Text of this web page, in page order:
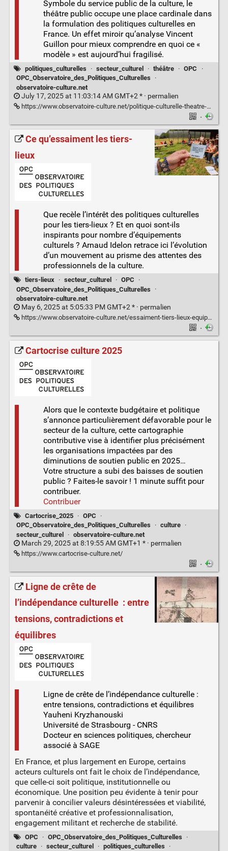
Symbole du service public de la culture, le
théâtre public occupe une place cardinale dans
la formulation des politiques culturelles en
France. Un effet miroir qu’analyse Vincent
Guillon pour mieux comprendre en quoi ce «
modèle » est aujourd’hui fragilisé.
politiques_culturelles · secteur_culturel · théâtre · OPC
·
OPC_Observatoire_des_Politiques_Culturelles
·
observatoire-culture.net
July 17, 2025 at 11:03:14 AM GMT+2 * · permalien
https://www.observatoire-culture.net/politique-culturelle-theatre-public-heritage/
·
Ce qu’essaiment les tiers-
lieux
Que recèle l’intérêt des politiques culturelles
pour les tiers-lieux ? Et en quoi sont-ils
inspirants pour nombre d’équipements
culturels ? Arnaud Idelon retrace ici l’évolution
d’un mouvement au prisme des attentes des
professionnels de la culture.
tiers-lieux · secteur_culturel · OPC
·
OPC_Observatoire_des_Politiques_Culturelles
·
observatoire-culture.net
May 6, 2025 at 5:05:33 PM GMT+2 * · permalien
https://www.observatoire-culture.net/essaiment-tiers-lieux-equipements-culturels-butinent/
·
Cartocrise culture 2025
Alors que le contexte budgétaire et politique
s’annonce particulièrement défavorable pour le
secteur de la culture, cette cartographie
contributive vise à identifier plus précisément
les organisations impactées par des
diminutions de soutien public en 2025…
Votre structure a subi des baisses de soutien
public ? Faites-le savoir ! 1 minute suffit pour
contribuer.
Contribuer
Cartocrise_2025 · OPC
·
OPC_Observatoire_des_Politiques_Culturelles
· culture
·
secteur_culturel
· observatoire-culture.net
March 29, 2025 at 8:19:55 AM GMT+1 * · permalien
https://www.cartocrise-culture.net/
·
Ligne de crête de
l’indépendance culturelle : entre
tensions, contradictions et
équilibres
Ligne de crête de l’indépendance culturelle :
entre tensions, contradictions et équilibres
Yauheni Kryzhanouski
Université de Strasbourg - CNRS
Docteur en sciences politiques, chercheur
associé à SAGE
En France, et plus largement en Europe, certains
acteurs culturels ont fait le choix de l’indépendance,
que celle-ci soit politique, institutionnelle ou
économique. Une position peu évidente à tenir pour
parvenir à concilier valeurs désintéressées et viabilité,
spontanéité créative et professionnalisation,
engagement militant et recherche de stabilité.
OPC · OPC_Observatoire_des_Politiques_Culturelles
·
culture
· secteur_culturel · politiques_culturelles
·